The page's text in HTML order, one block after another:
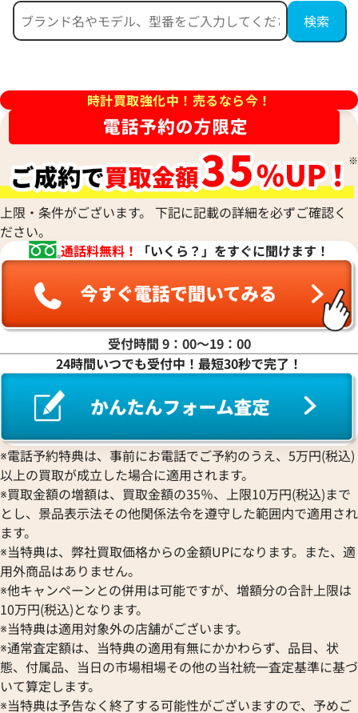
格
日時点の参考買取価格です
参考買取価格
1,620,000
※2025年11月9日時点の参考
ントス WGSA0011
格
9日時点の参考買取価格です
カルティエ パンテール ドゥ
W2PN0018
参考買取価格
1,360,000円
※2026年2月時点の参考買取価
時計買取強化中！売るなら今！
上限・条件がございます。 下記に記載の詳細を必ずご確認く
ださい。
通話料無料！
「いくら？」をすぐに聞けます！
受付時間 9：00〜19：00
24時間いつでも受付中！最短30秒で完了！
※電話予約特典は、事前にお電話でご予約のうえ、5万円(税込)
以上の買取が成立した場合に適用されます。
※買取金額の増額は、買取金額の35％、上限10万円(税込)まで
とし、景品表示法その他関係法令を遵守した範囲内で適用され
ます。
※当特典は、弊社買取価格からの金額UPになります。また、適
用外商品はありません。
※他キャンペーンとの併用は可能ですが、増額分の合計上限は
10万円(税込)となります。
※当特典は適用対象外の店舗がございます。
※通常査定額は、当特典の適用有無にかかわらず、品目、状
態、付属品、当日の市場相場その他の当社統一査定基準に基づ
いて算定します。
※当特典は予告なく終了する可能性がございますので、予めご